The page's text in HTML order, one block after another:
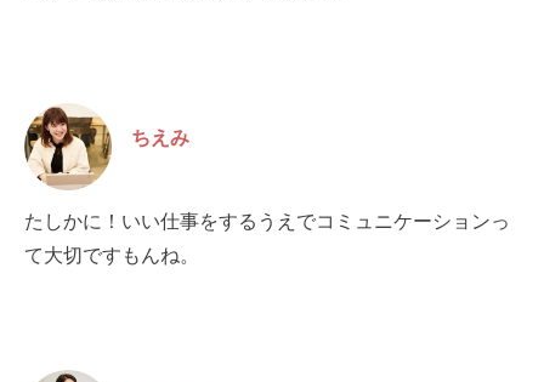
ちえみ
たしかに！いい仕事をするうえでコミュニケーションっ
て大切ですもんね。